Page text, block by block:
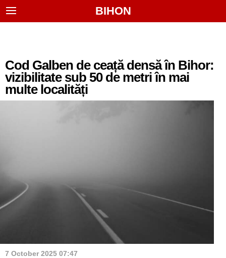
BIHON
Cod Galben de ceață densă în Bihor:
vizibilitate sub 50 de metri în mai
multe localități
7 October 2025 07:47